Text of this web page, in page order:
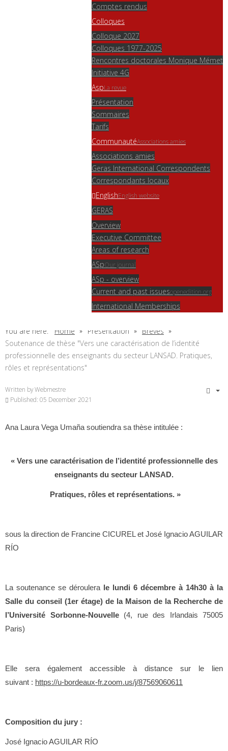
Comptes rendus
Colloques
Colloque 2027
Colloques 1977-2025
Rencontres doctorales Monique Mémet
Initiative 4G
AspLa revue
Présentation
Sommaires
Tarifs
CommunautéAssociations amies
Associations amies
Geras International Correspondents
Correspondants locaux
EnglishEnglish website
GERAS
Overview
Executive Committee
Areas of research
ASpOur journal
ASp - overview
Current and past issuesopenedition.org
International Memberships
You are here: Home Présentation
Brèves
Soutenance de thèse "Vers une caractérisation de l’identité
professionnelle des enseignants du secteur LANSAD. Pratiques,
rôles et représentations"
Written byWebmestre
Published: 05 December 2021
Ana Laura Vega Umaña soutiendra sa thèse intitulée :
« Vers une caractérisation de l’identité professionnelle des
enseignants du secteur LANSAD.
Pratiques, rôles et représentations. »
sous la direction de Francine CICUREL et José Ignacio AGUILAR
RÍO
La soutenance se déroulera
le lundi 6 décembre à 14h30 à la
Salle du conseil (1er étage) de la Maison de la Recherche de
l’Université Sorbonne-Nouvelle (4, rue des Irlandais 75005
Paris)
Elle sera également accessible à distance sur le lien
suivant : https://u-bordeaux-fr.zoom.us/j/87569060611
Composition du jury :
José Ignacio AGUILAR RÍO